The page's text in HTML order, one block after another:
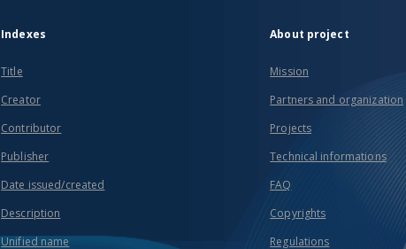
Indexes
Title
Creator
Contributor
Publisher
Date issued/created
Description
Unified name
About project
Mission
Partners and organization
Projects
Technical informations
FAQ
Copyrights
Regulations